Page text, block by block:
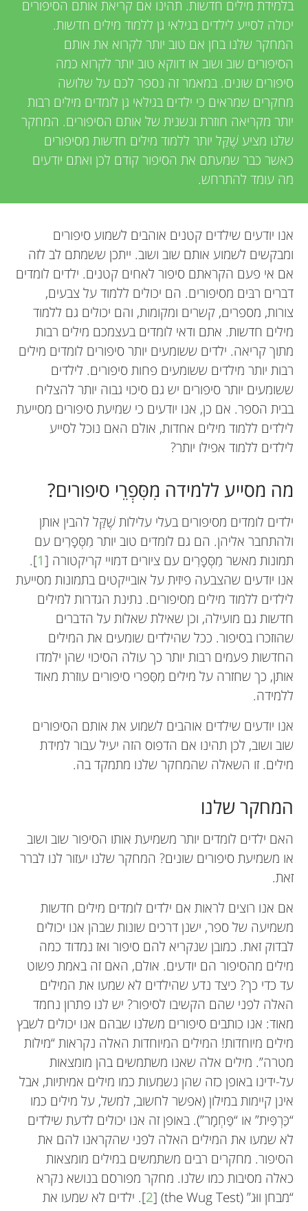
n
g
M
n
d
s
e
w
e
r
s
בלמידת מילים חדשות. תהינו אם קריאת אותם הסיפורים
יכולה לסייע לילדים בגילאי גן ללמוד מילים חדשות.
המחקר שלנו בחן אם טוב יותר לקרוא את אותם
הסיפורים שוב ושוב או דווקא טוב יותר לקרוא כמה
סיפורים שונים. במאמר זה נספר לכם על שלושה
מחקרים שמראים כי ילדים בגילאי גן לומדים מילים רבות
יותר מקריאה חוזרת ונשנית של אותם הסיפורים. המחקר
שלנו מציע שֶׁקַּל יותר ללמוד מילים חדשות מסיפורים
כאשר כבר שמעתם את הסיפור קודם לכן ואתם יודעים
מה עומד להתרחש.
אנו יודעים שילדים קטנים אוהבים לשמוע סיפורים
ומבקשים לשמוע אותם שוב ושוב. ייתכן ששמתם לב לזה
אם אי פעם הקראתם סיפור לאחים קטנים. ילדים לומדים
דברים רבּים מסיפורים. הם יכולים ללמוד על צבעים,
צורות, מספרים, קשרים ומקומות, והם יכולים גם ללמוד
מילים חדשות. אתם ודאי לומדים בעצמכם מילים רבות
מתוך קריאה. ילדים ששומעים יותר סיפורים לומדים מילים
רבות יותר מילדים ששומעים פחות סיפורים. לילדים
ששומעים יותר סיפורים יש גם סיכוי גבוה יותר להצליח
בבית הספר. אם כן, אנו יודעים כי שמיעת סיפורים מסייעת
לילדים ללמוד מילים אחדות, אולם האם נוכל לסייע
לילדים ללמוד אפילו יותר?
מה מסייע ללמידה מִסִּפְרֵי סיפורים?
ילדים לומדים מסיפורים בעלי עלילות שֶׁקַּל להבין אותן
ולהתחבר אליהן. הם גם לומדים טוב יותר מִסְּפָרִים עם
תמונות מאשר מִסְּפָרִים עם ציורים דמויי קריקטורה [1
].
אנו יודעים שהצבעה פיזית על אובייקטים בתמונות מסייעת
לילדים ללמוד מילים מסיפורים. נתינת הגדרות למילים
חדשות גם מועילה, וכן שאילת שאלות על הדברים
שהוזכרו בסיפור. ככל שהילדים שומעים את המילים
החדשות פעמים רבות יותר כך עולה הסיכוי שהן ילמדו
אותן, כך שחזרה על מילים מִסִּפרי סיפורים עוזרת מאוד
ללמידה.
אנו יודעים שילדים אוהבים לשמוע את אותם הסיפורים
שוב ושוב, לכן תהינו אם הדפוס הזה יעיל עבור למידת
מילים. זו השאלה שהמחקר שלנו מתמקד בה.
המחקר שלנו
האם ילדים לומדים יותר משמיעת אותו הסיפור שוב ושוב
או משמיעת סיפורים שונים? המחקר שלנו יעזור לנו לברר
זאת.
אם אנו רוצים לראות אם ילדים לומדים מילים חדשות
משמיעה של ספר, ישנן דרכים שונות שבהן אנו יכולים
לבדוק זאת. כמובן שנקריא להם סיפור ואז נמדוד כמה
מילים מהסיפור הם יודעים. אולם, האם זה באמת פשוט
עד כדי כך? כיצד נדע שהילדים לא שמעו את המילים
האלה לפני שהם הקשיבו לסיפור? יש לנו פתרון נחמד
מאוד: אנו כותבים סיפורים משלנו שבהם אנו יכולים לשבץ
מילים מיוחדות! המילים המיוחדות האלה נקראות “מילות
מטרה”. מילים אלה שאנו משתמשים בהן מומצאות
על-ידינו באופן כזה שהן נשמעות כמו מילים אמיתיות, אבל
אינן קיימות במילון (אפשר לחשוב, למשל, על מילים כמו
“כַּרְפִּית” או “פַּחְמָר”). באופן זה אנו יכולים לדעת שילדים
לא שמעו את המילים האלה לפני שהקראנו להם את
הסיפור. מחקרים רבים משתמשים במילים מומצאות
כאלה מסיבות כמו שלנו. מחקר מפורסם בנושא נקרא
“מבחן ווּג”(the Wug Test)
[
2]. ילדים לא שמעו את